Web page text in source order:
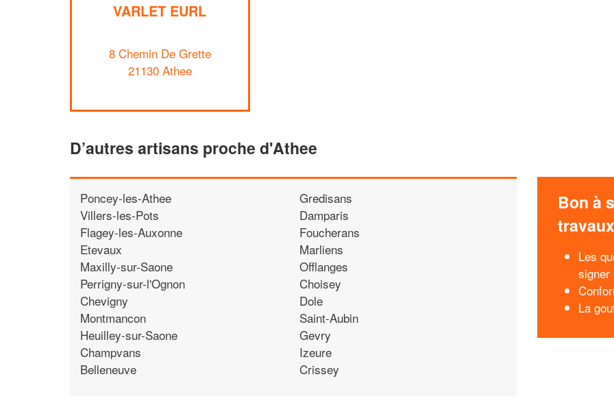
VARLET EURL
8 Chemin De Grette
21130 Athee
D’autres artisans proche d'Athee
Poncey-les-Athee
Villers-les-Pots
Flagey-les-Auxonne
Etevaux
Maxilly-sur-Saone
Perrigny-sur-l'Ognon
Chevigny
Montmancon
Heuilley-sur-Saone
Champvans
Belleneuve
Gredisans
Damparis
Foucherans
Marliens
Offlanges
Choisey
Dole
Saint-Aubin
Gevry
Izeure
Crissey
Bon à
travaux
Les
signer
La